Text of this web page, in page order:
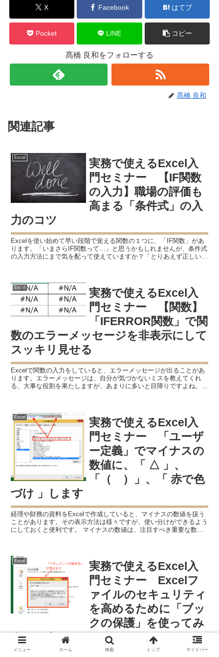
X Facebook はてブ
Pocket LINE コピー
髙橋 良和をフォローする
髙橋 良和
関連記事
Excel
実務で使えるExcel入
門セミナー 【IF関数
の入力】職場の評価も
高まる「条件式」の入
力のコツ
Excelを使い始めて早い段階で覚える関数の１つに、「IF関数」があ
ります。「いまさらIF関数って…」と思うかもしれませんが、条件式
の入力方法にまで気を配って使えていますか？「とりあえず正しい結
Excel
実務で使えるExcel入
門セミナー 【関数】
「IFERROR関数」で関
数のエラーメッセージを非表示にして
スッキリ見せる
Excelで関数の入力をしていると、エラーメッセージが出ることがあ
ります。エラーメッセージは、自分が気づかないミスを教えてくれ
る、大事な役割を果たしますが、あまりに多いと目障りですよね。エ
Excel
実務で使えるExcel入
門セミナー 「ユーザ
ー定義」でマイナスの
数値に、「 △ 」、
「（ ）」、「 赤で色
づけ 」します
経理や財務の資料をExcelで作成していると、マイナスの数値を扱う
ことがあります。その表示方法は様々ですが、使い分けができるよう
にしておくと便利です。 マイナスの数値は、注目すべき重要な数値
Excel
実務で使えるExcel入
門セミナー Excelフ
ァイルのセキュリティ
を高めるために「ブッ
クの保護」を使ってみ
ましょう
メニュー ホーム 検索 トップ サイドバー